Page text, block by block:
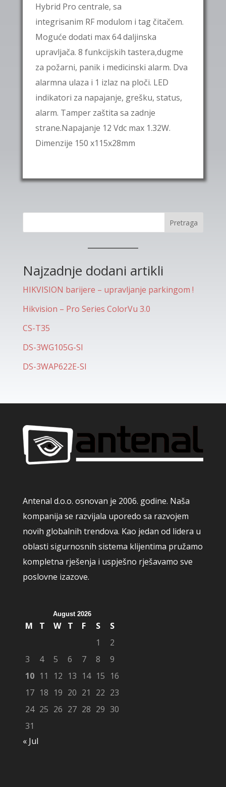
Hybrid Pro centrale, sa
integrisanim RF modulom i tag čitačem.
Moguće dodati max 64 daljinska
upravljača. 8 funkcijskih tastera,dugme
za požarni, panik i medicinski alarm. Dva
alarmna ulaza i 1 izlaz na ploči. LED
indikatori za napajanje, grešku, status,
alarm. Tamper zaštita sa zadnje
strane.Napajanje 12 Vdc max 1.32W.
Dimenzije 150 x115x28mm
Pretraga
Najzadnje dodani artikli
HIKVISION barijere – upravljanje parkingom !
Hikvision – Pro Series ColorVu 3.0
CS-T35
DS-3WG105G-SI
DS-3WAP622E-SI
Antenal d.o.o. osnovan je 2006. godine. Naša
kompanija se razvijala uporedo sa razvojem
novih globalnih trendova. Kao jedan od lidera u
oblasti sigurnosnih sistema klijentima pružamo
kompletna rješenja i uspješno rješavamo sve
poslovne izazove.
August 2026
M T W T F S
S
1
2
3
4 5 6 7 8
9
10 11 12 13 14 15 16
17 18 19 20 21 22 23
24 25 26 27 28 29 30
31
« Jul